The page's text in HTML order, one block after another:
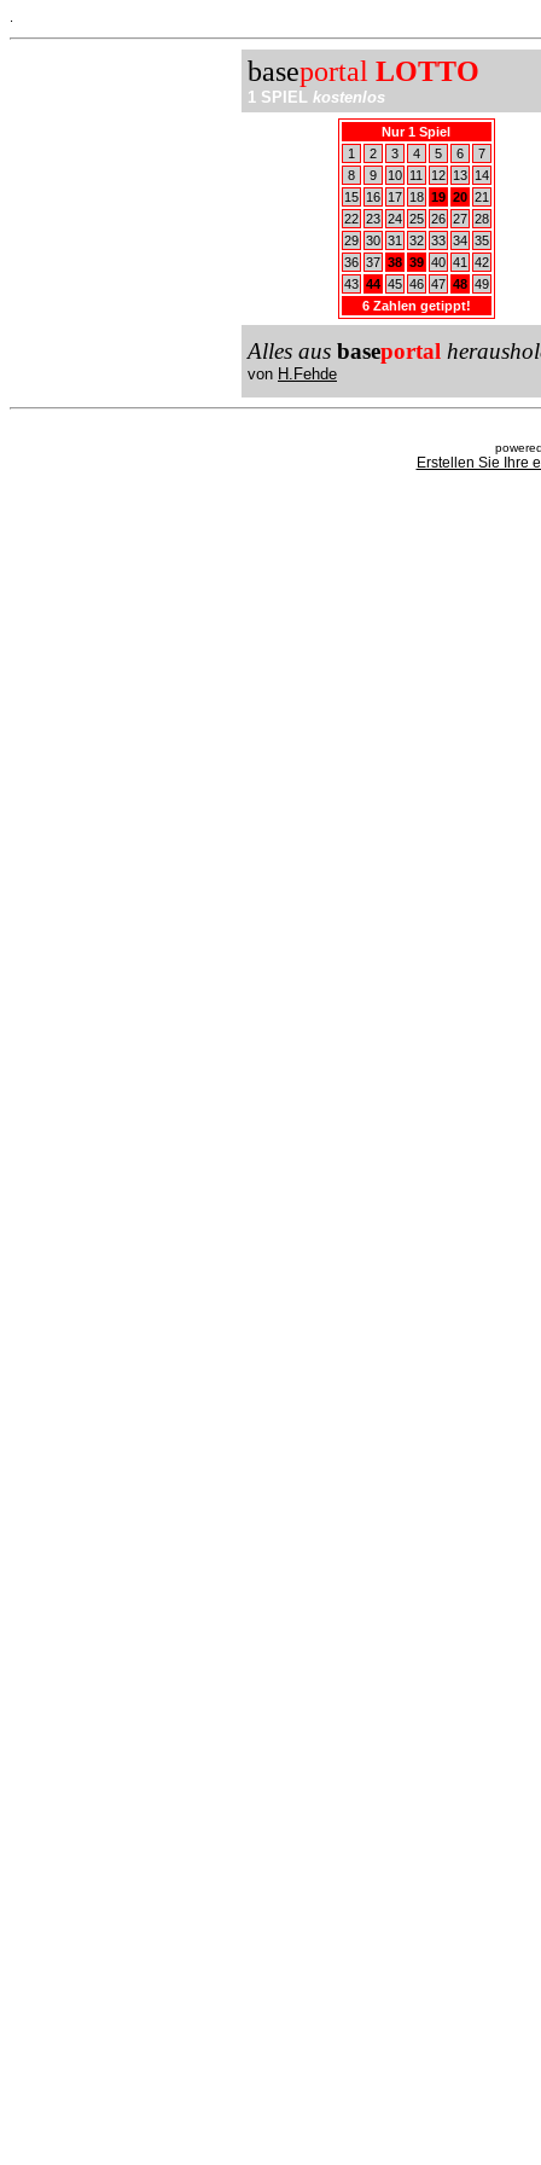
baseportal LOTTO
1 SPIEL kostenlos
Nur 1 Spiel
1
2 3 4 5 6
7
8
9 10 11 12 13
14
15
16 17 18 19 20 21
22 23 24 25 26 27 28
29 30 31 32 33 34 35
36 37 38 39 40 41
42
43 44 45 46 47 48 49
6 Zahlen getippt!
Alles aus baseportal
von H.Fehde
Erstellen Sie Ihre